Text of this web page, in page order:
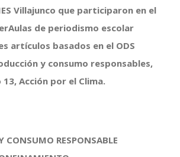
Villajunco que participaron en el
de periodismo escolar
artículos basados en el ODS
y consumo responsables,
Acción por el Clima.
CONSUMO RESPONSABLE